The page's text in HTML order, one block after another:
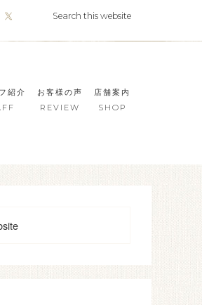
紹介
お客様の声
REVIEW
店舗案内
SHOP